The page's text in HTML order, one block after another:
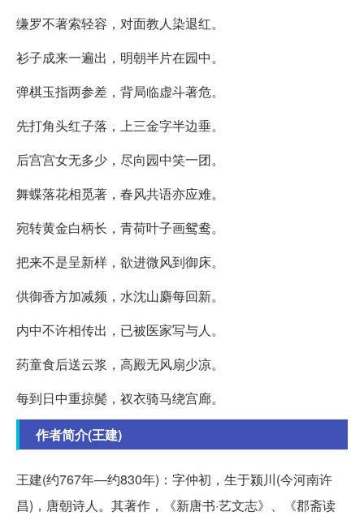
缣罗不著索轻容，对面教人染退红。
衫子成来一遍出，明朝半片在园中。
弹棋玉指两参差，背局临虚斗著危。
先打角头红子落，上三金字半边垂。
后宫宫女无多少，尽向园中笑一团。
舞蝶落花相觅著，春风共语亦应难。
宛转黄金白柄长，青荷叶子画鸳鸯。
把来不是呈新样，欲进微风到御床。
供御香方加减频，水沈山麝每回新。
内中不许相传出，已被医家写与人。
药童食后送云浆，高殿无风扇少凉。
每到日中重掠鬓，衩衣骑马绕宫廊。
作者简介(王建)
王建(约767年—约830年)：字仲初，生于颍川(今河南许
昌)，唐朝诗人。其著作，《新唐书·艺文志》、《郡斋读